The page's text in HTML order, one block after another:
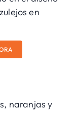
en
naranjas y